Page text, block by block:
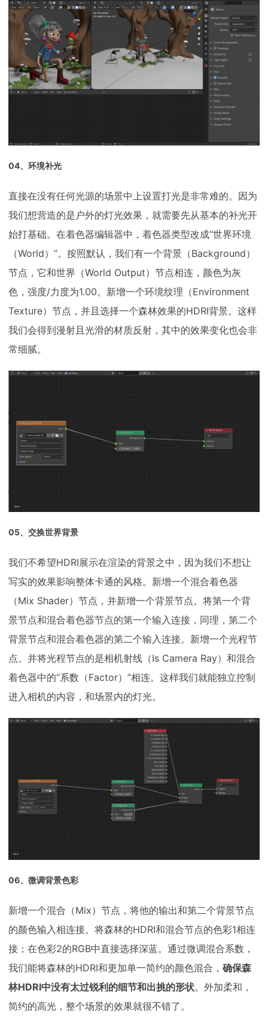
04、环境补光
直接在没有任何光源的场景中上设置打光是非常难的。因为
我们想营造的是户外的灯光效果，就需要先从基本的补光开
始打基础。在着色器编辑器中，着色器类型改成“世界环境
（World）”。按照默认，我们有一个背景（Background）
节点，它和世界（World Output）节点相连，颜色为灰
色，强度/力度为1.00。新增一个环境纹理（Environment
Texture）节点，并且选择一个森林效果的HDRI背景。这样
我们会得到漫射且光滑的材质反射，其中的效果变化也会非
常细腻。
05、交换世界背景
我们不希望HDRI展示在渲染的背景之中，因为我们不想让
写实的效果影响整体卡通的风格。新增一个混合着色器
（Mix Shader）节点，并新增一个背景节点。将第一个背
景节点和混合着色器节点的第一个输入连接，同理，第二个
背景节点和混合着色器的第二个输入连接。新增一个光程节
点。并将光程节点的是相机射线（Is Camera Ray）和混合
着色器中的“系数（Factor）”相连。这样我们就能独立控制
进入相机的内容，和场景内的灯光。
06、微调背景色彩
新增一个混合（Mix）节点，将他的输出和第二个背景节点
的颜色输入相连接。将森林的HDRI和混合节点的色彩1相连
接；在色彩2的RGB中直接选择深蓝。通过微调混合系数，
我们能将森林的HDRI和更加单一简约的颜色混合， 确保森
林HDRI中没有太过锐利的细节和出挑的形状。外加柔和，
简约的高光，整个场景的效果就很不错了。